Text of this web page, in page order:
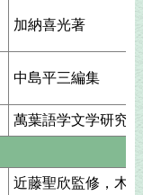
加納喜光著
中島平三編集
萬葉語学文学研究
近藤聖欣監修，木